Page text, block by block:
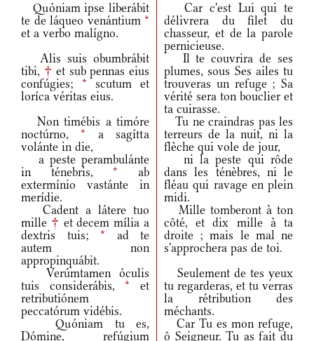
Quóniam ipse liberábit
te de láqueo venántium *
et a verbo malígno.
Car c'est Lui qui te
délivrera du filet du
chasseur, et de la parole
pernicieuse.
Alis suis obumbrábit
tibi, † et sub pennas eius
confúgies; * scutum et
loríca véritas eius.
Il te couvrira de ses
plumes, sous Ses ailes tu
trouveras un refuge ; Sa
vérité sera ton bouclier et
ta cuirasse.
Non timébis a timóre
noctúrno,* a sagítta
volánte in die,
Tu ne craindras pas les
terreurs de la nuit, ni la
flèche qui vole de jour,
a peste perambulánte
in ténebris,* ab
extermínio vastánte in
merídie.
ni la peste qui rôde
dans les ténèbres, ni le
fléau qui ravage en plein
midi.
Cadent a látere tuo
mille † et decem mília a
dextris tuis; * ad te
autem non
appropinquábit.
Mille tomberont à ton
côté, et dix mille à ta
droite ; mais le mal ne
s'approchera pas de toi.
Verúmtamen óculis
tuis considerábis,* et
retributiónem
peccatórum vidébis.
Seulement de tes yeux
tu regarderas, et tu verras
la rétribution des
méchants.
Quóniam tu es,
Dómine, refúgium
Car Tu es mon refuge,
ô Seigneur. Tu as fait du